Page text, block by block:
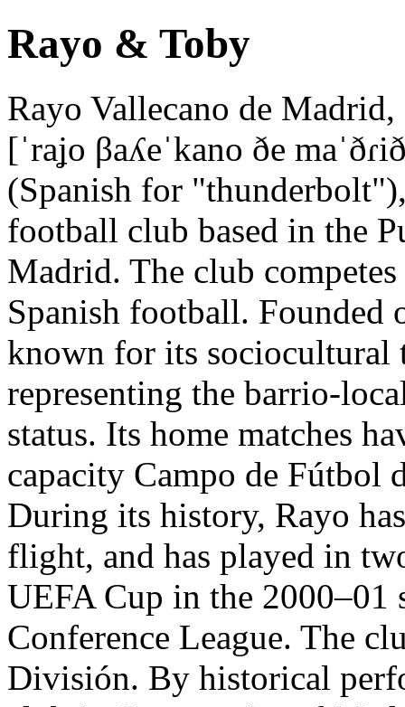
Rayo & Toby
Rayo Vallecano de
[ˈraʝo βaʎeˈkano ðe
(Spanish for
football club based in the
Madrid. The club
Spanish football. Founded
known for its sociocultural
representing the barrio-
status. Its home matches
capacity Campo de Fútbol
During its history, Rayo
flight, and has played in
UEFA Cup in the 2000–01
Conference League. The
División. By historical